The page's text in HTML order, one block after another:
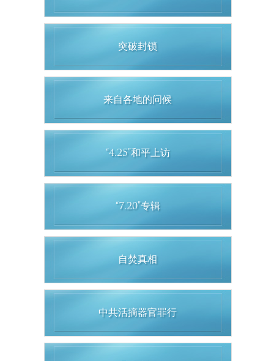
突破封锁
来自各地的问候
“4.25”和平上访
“7.20”专辑
自焚真相
中共活摘器官罪行